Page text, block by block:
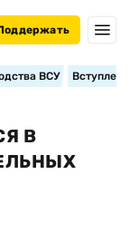
ВСУ
В